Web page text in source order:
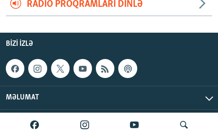
RADIO PROQRAMLARI DINLƏ
BIZI IZLƏ
MƏLUMAT
AzadlıqRadiosu © 2026 Inc. | Bütün hüquqlar qorunur